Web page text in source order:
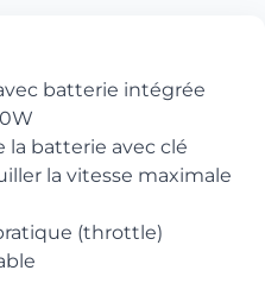
batterie intégrée
la batterie avec clé
la vitesse maximale
(throttle)